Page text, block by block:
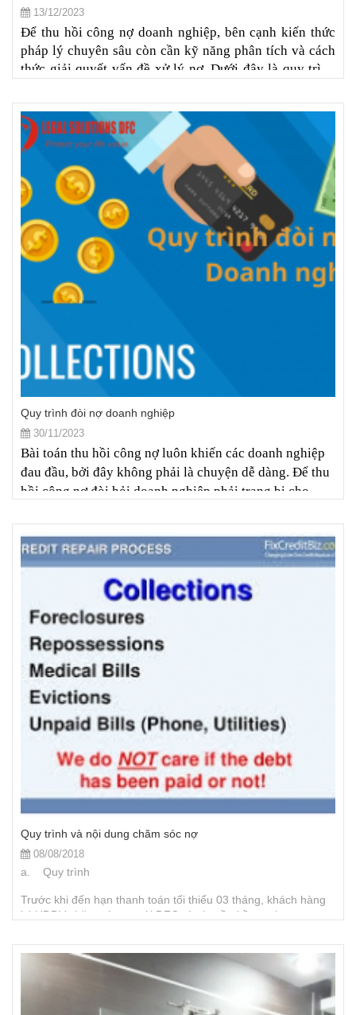
13/12/2023
Để thu hồi công nợ doanh nghiệp, bên cạnh kiến thức
pháp lý chuyên sâu còn cần kỹ năng phân tích và cách
thức giải quyết vấn đề xử lý nợ. Dưới đây là quy trình
với hơn 20 năm kinh nghiệm trong lĩnh vực này của
DFC đúc rút và chia sẻ.
Quy trình đòi nợ doanh nghiệp
30/11/2023
Bài toán thu hồi công nợ luôn khiến các doanh nghiệp
đau đầu, bởi đây không phải là chuyện dễ dàng. Để thu
hồi công nợ đòi hỏi doanh nghiệp phải trang bị cho
nợ. Với kinh nghiệm hơn 20 năm tư vấn, hỗ trợ dịch vụ
pháp lý giúp các doanh nghiêp thu hồi công nợ, bài viết
dưới đây Luật DFC sẽ đưa ra những lưu ý cho doanh
nghiệp đề việc thu hồi nợ đạt kết quả tốt nhất.
Quy trình và nội dung chăm sóc nợ
08/08/2018
a. Quy trình
Trước khi đến hạn thanh toán tối thiểu 03 tháng, khách hàng
ký HĐDV chăm sóc nợ với DFC và chuyền hồ sơ photo sang
- Hợp đồng kinh tế
- Biên bản giao nhận hàng hóa hoặc biên bản nghiệm